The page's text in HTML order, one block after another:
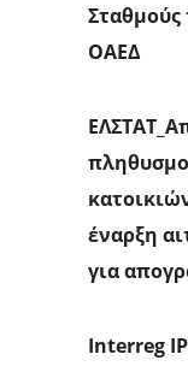
Σταθμούς
ΟΑΕΔ
έναρξη
για
Interreg